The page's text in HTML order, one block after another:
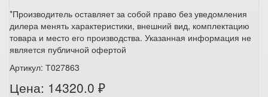
*Производитель оставляет за собой право без уведомления
дилера менять характеристики, внешний вид, комплектацию
товара и место его производства. Указанная информация не
является публичной офертой
Артикул: Т027863
Цена: 14320.0 ₽